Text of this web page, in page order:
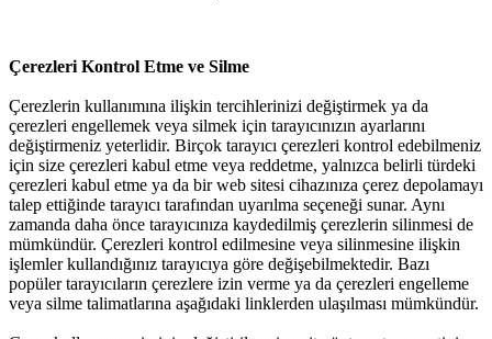
Çerezleri Kontrol Etme ve Silme
Çerezlerin kullanımına ilişkin tercihlerinizi değiştirmek ya da
çerezleri engellemek veya silmek için tarayıcınızın ayarlarını
değiştirmeniz yeterlidir. Birçok tarayıcı çerezleri kontrol edebilmeniz
için size çerezleri kabul etme veya reddetme, yalnızca belirli türdeki
çerezleri kabul etme ya da bir web sitesi cihazınıza çerez depolamayı
talep ettiğinde tarayıcı tarafından uyarılma seçeneği sunar. Aynı
zamanda daha önce tarayıcınıza kaydedilmiş çerezlerin silinmesi de
mümkündür. Çerezleri kontrol edilmesine veya silinmesine ilişkin
işlemler kullandığınız tarayıcıya göre değişebilmektedir. Bazı
popüler tarayıcıların çerezlere izin verme ya da çerezleri engelleme
veya silme talimatlarına aşağıdaki linklerden ulaşılması mümkündür.